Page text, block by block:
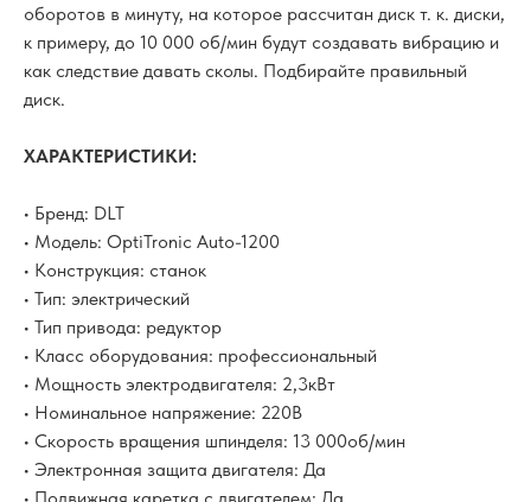
оборотов в минуту, на которое рассчитан диск т. к. диски,
к примеру, до 10 000 об/мин будут создавать вибрацию и
как следствие давать сколы. Подбирайте правильный
диск.
ХАРАКТЕРИСТИКИ:
• Бренд: DLT
• Модель: OptiTronic Auto-1200
• Конструкция: станок
• Тип: электрический
• Тип привода: редуктор
• Класс оборудования: профессиональный
• Мощность электродвигателя: 2,3кВт
• Номинальное напряжение: 220В
• Скорость вращения шпинделя: 13 000об/мин
• Электронная защита двигателя: Да